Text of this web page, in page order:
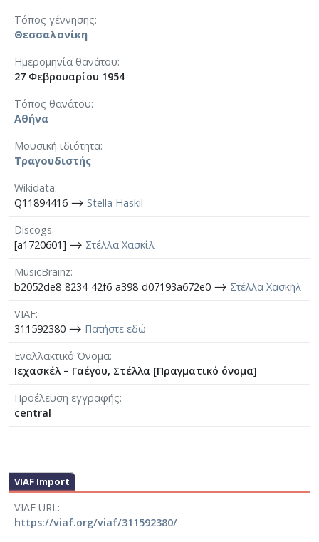
Τόπος γέννησης
Θεσσαλονίκη
Ημερομηνία θανάτου
27 Φεβρουαρίου 1954
Τόπος θανάτου
Αθήνα
Μουσική ιδιότητα
Τραγουδιστής
Wikidata
Q11894416 ⟶ Stella Haskil
Discogs
[a1720601] ⟶ Στέλλα Χασκίλ
MusicBrainz
b2052de8-8234-42f6-a398-d07193a672e0 ⟶ Στέλλα Χασκήλ
VIAF
311592380 ⟶ Πατήστε εδώ
Εναλλακτικό Όνομα
Ιεχασκέλ – Γαέγου, Στέλλα [Πραγματικό όνομα]
Προέλευση εγγραφής
central
VIAF Import
VIAF URL
https://viaf.org/viaf/311592380/